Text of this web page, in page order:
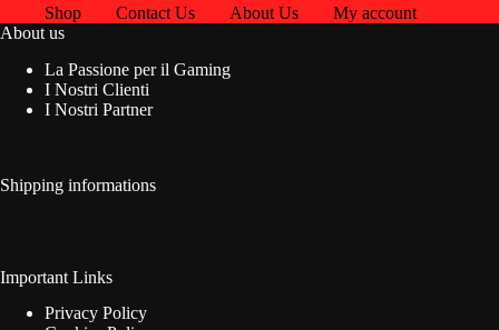
Shop Contact Us About Us
My account
About us
La Passione per il Gaming
I Nostri Clienti
I Nostri Partner
Shipping informations
Important Links
Privacy Policy